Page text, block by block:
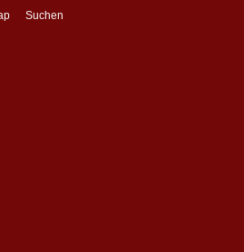
Suchen